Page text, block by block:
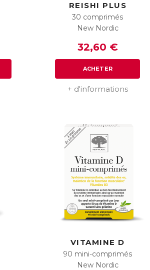
REISHI PLUS
30 comprimés
New Nordic
32,60 €
ACHETER
+ d'informations
VITAMINE D
90 mini-comprimés
New Nordic